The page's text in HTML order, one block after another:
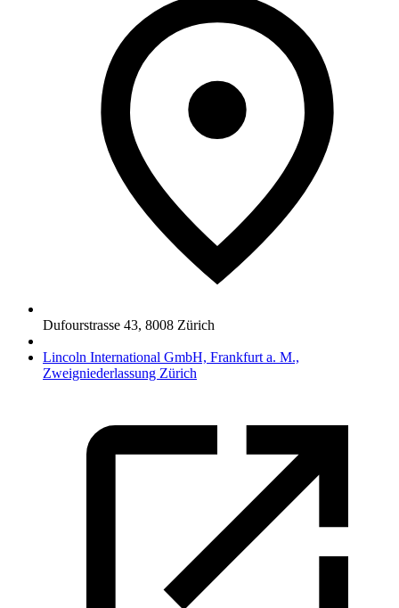
Dufourstrasse 43, 8008 Zürich
Lincoln International GmbH, Frankfurt a. M.,
Zweigniederlassung Zürich